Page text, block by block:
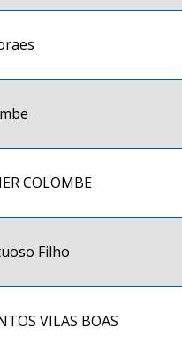
COLOMBE
Filho
VILAS BOAS